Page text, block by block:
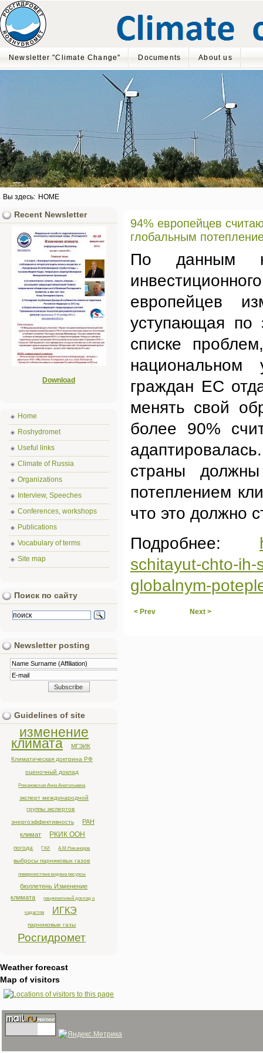
Newsletter "Climate Change" Documents About us
Вы здесь: HOME
94% европейцев
глобальным
По данным
европейцев
уступающая по
списке
граждан ЕС
менять свой
более 90%
страны
потеплением
что это должно
Подробнее:
schitayut-chto-ih-
globalnym-
< Prev Next >
Recent Newsletter
Download
Home
Roshydromet
Useful links
Climate of Russia
Organizations
Interview, Speeches
Conferences, workshops
Publications
Vocabulary of terms
Site map
Поиск по сайту
Newsletter posting
Guidelines of site
изменение
климата
МГЭИК
Климатическая доктрина РФ
оценочный доклад
Романовская Анна Анатольевна
эксперт международной
группы экспертов
энергоэффективность
РАН
климат
РКИК ООН
погода ГХИ А.М.Никаноров
выбросы парниковых газов
поверхностные водные ресурсы
бюллетень Изменение
климата
национальный доклад о
кадастре ИГКЭ
парниковые газы
Росгидромет
Weather forecast
Map of visitors